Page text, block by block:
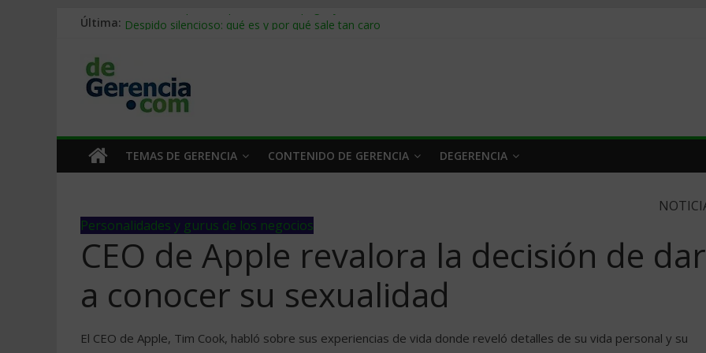
Última: Stablecoins para empresas: cómo pagar y cobrar en 2026
Mercado hispano de EE. UU.: cómo segmentarlo y venderle
TEMAS DE GERENCIA CONTENIDO DE GERENCIA DEGERENCIA
Personalidades y gurus de los negocios
CEO de Apple revalora la decisión de dar
a conocer su sexualidad
El CEO de Apple, Tim Cook, habló sobre sus experiencias de vida donde reveló detalles de su vida personal y su